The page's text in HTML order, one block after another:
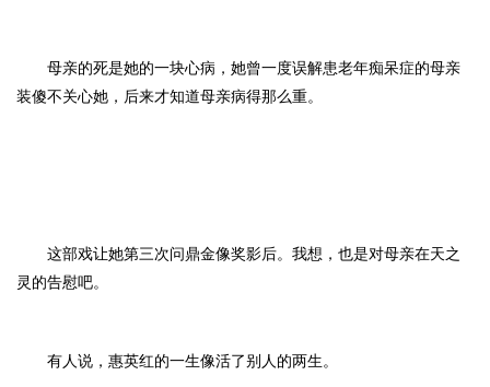
母亲的死是她的一块心病，她曾一度误解患老年痴呆症的母亲
装傻不关心她，后来才知道母亲病得那么重。
这部戏让她第三次问鼎金像奖影后。我想，也是对母亲在天之
灵的告慰吧。
有人说，惠英红的一生像活了别人的两生。